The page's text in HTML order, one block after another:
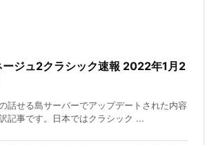
ージュ2クラシック速報 2022年1月2
話せる島サーバーでアップデートされた内容
記事です。日本ではクラシック ...